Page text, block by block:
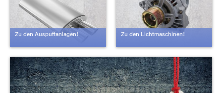
Zu den Auspuffanlagen! Zu den Lichtmaschinen!